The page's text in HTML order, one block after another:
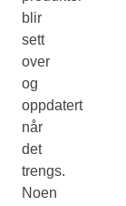
blir
sett
over
og
oppdatert
når
det
trengs.
Noen